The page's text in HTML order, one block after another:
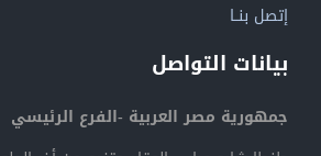
إتصل بنــا
بيانات التواصل
جمهورية مصر العربية -الفرع الرئيسي